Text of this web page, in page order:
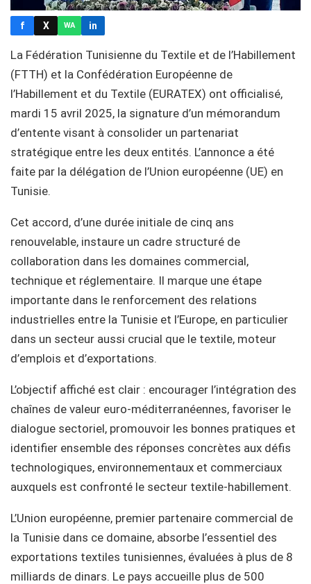
f X WA in
La Fédération Tunisienne du Textile et de l’Habillement
(FTTH) et la Confédération Européenne de
l’Habillement et du Textile (EURATEX) ont officialisé,
mardi 15 avril 2025, la signature d’un mémorandum
d’entente visant à consolider un partenariat
stratégique entre les deux entités. L’annonce a été
faite par la délégation de l’Union européenne (UE) en
Tunisie.
Cet accord, d’une durée initiale de cinq ans
renouvelable, instaure un cadre structuré de
collaboration dans les domaines commercial,
technique et réglementaire. Il marque une étape
importante dans le renforcement des relations
industrielles entre la Tunisie et l’Europe, en particulier
dans un secteur aussi crucial que le textile, moteur
d’emplois et d’exportations.
L’objectif affiché est clair : encourager l’intégration des
chaînes de valeur euro-méditerranéennes, favoriser le
dialogue sectoriel, promouvoir les bonnes pratiques et
identifier ensemble des réponses concrètes aux défis
technologiques, environnementaux et commerciaux
auxquels est confronté le secteur textile-habillement.
L’Union européenne, premier partenaire commercial de
la Tunisie dans ce domaine, absorbe l’essentiel des
exportations textiles tunisiennes, évaluées à plus de 8
milliards de dinars. Le pays accueille plus de 500